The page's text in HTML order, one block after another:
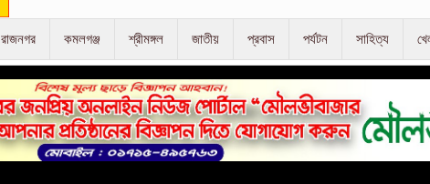
রাজনগর কমলগঞ্জ শ্রীমঙ্গল জাতীয় প্রবাস পর্যটন সাহিত্য